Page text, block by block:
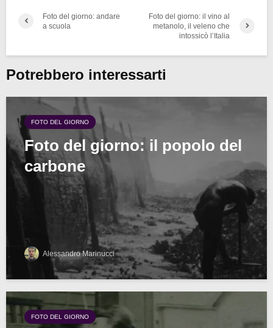
Foto del giorno: andare
a scuola
Foto del giorno: il vino al
metanolo, il veleno che
intossicò l’Italia
Potrebbero interessarti
FOTO DEL GIORNO
Foto del giorno: il popolo del
carbone
Alessandro Marinucci
FOTO DEL GIORNO